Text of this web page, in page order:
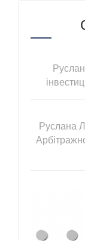
Руслана